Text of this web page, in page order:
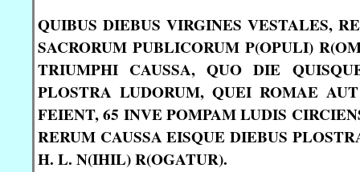
QUIBUS DIEBUS VIRGINES VESTALES,
SACRORUM PUBLICORUM P(OPULI)
TRIUMPHI CAUSSA, QUO DIE
PLOSTRA LUDORUM, QUEI ROMAE
FEIENT, 65 INVE POMPAM LUDIS
RERUM CAUSSA EISQUE DIEBUS
H. L. N(IHIL) R(OGATUR).